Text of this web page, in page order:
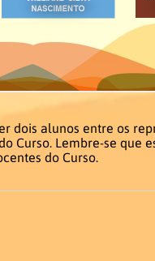
dois alunos entre os
Curso. Lembre-se que
do Curso.